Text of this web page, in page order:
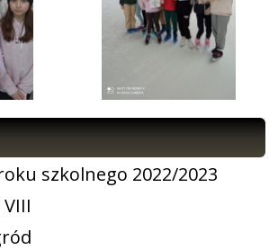
szkolnego 2022/2023